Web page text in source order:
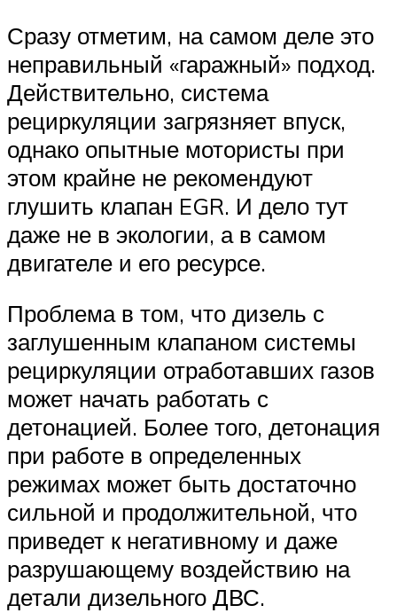
Сразу отметим, на самом деле это
неправильный «гаражный» подход.
Действительно, система
рециркуляции загрязняет впуск,
однако опытные мотористы при
этом крайне не рекомендуют
глушить клапан EGR. И дело тут
даже не в экологии, а в самом
двигателе и его ресурсе.
Проблема в том, что дизель с
заглушенным клапаном системы
рециркуляции отработавших газов
может начать работать с
детонацией. Более того, детонация
при работе в определенных
режимах может быть достаточно
сильной и продолжительной, что
приведет к негативному и даже
разрушающему воздействию на
детали дизельного ДВС.